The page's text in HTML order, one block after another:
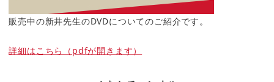
販売中の新井先生のDVDについてのご紹介です。
詳細はこちら（pdfが開きます）